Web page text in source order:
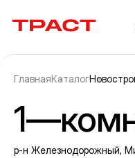
Траст | Служба
ГлавнаяКаталог
р-н Железнодорожный,